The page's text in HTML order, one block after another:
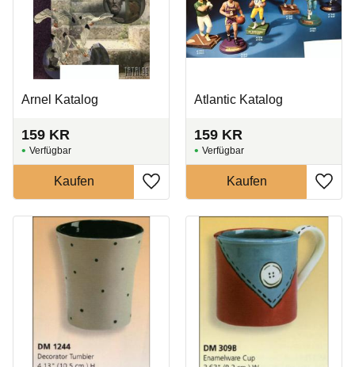
Arnel Katalog
159 KR
Zu Favoriten hinzufügen
Atlantic Katalog
159 KR
Zu